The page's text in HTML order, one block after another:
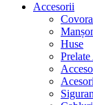
Accesorii
Huse